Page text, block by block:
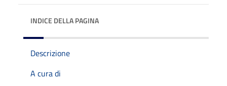
INDICE DELLA PAGINA
Descrizione
A cura di